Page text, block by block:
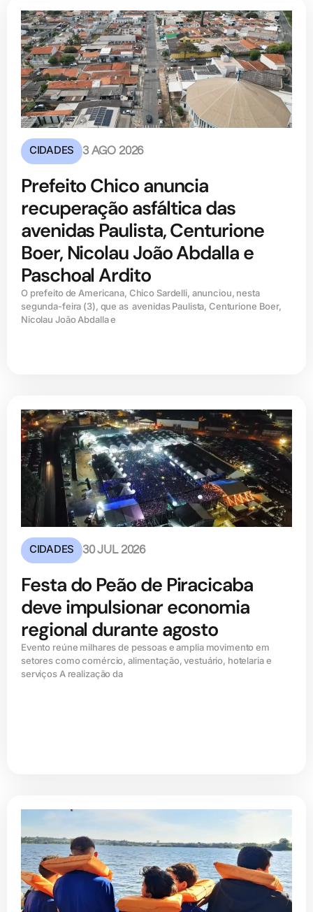
CIDADES 3 AGO 2026
Prefeito Chico anuncia
recuperação asfáltica das
avenidas Paulista, Centurione
Boer, Nicolau João Abdalla e
Paschoal Ardito
O prefeito de Americana, Chico Sardelli, anunciou, nesta
segunda-feira (3), que as avenidas Paulista, Centurione Boer,
Nicolau João Abdalla e
CIDADES 30 JUL 2026
Festa do Peão de Piracicaba
deve impulsionar economia
regional durante agosto
Evento reúne milhares de pessoas e amplia movimento em
setores como comércio, alimentação, vestuário, hotelaria e
serviços A realização da